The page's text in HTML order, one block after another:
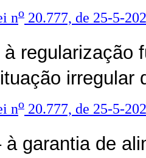
no 20.777, de 25-5-
regularização
irregular
no 20.777, de 25-5-
à garantia de